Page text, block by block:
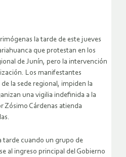
la tarde de este jueves
que protestan en los
de Junín, pero la intervención
Los manifestantes
la sede regional, impiden la
una vigilia indefinida a la
Zósimo Cárdenas atienda
tarde cuando un grupo de
al ingreso principal del Gobierno